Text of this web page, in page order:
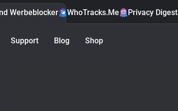
Werbeblocker WhoTracks.Me Privacy Digest
Support Blog Shop